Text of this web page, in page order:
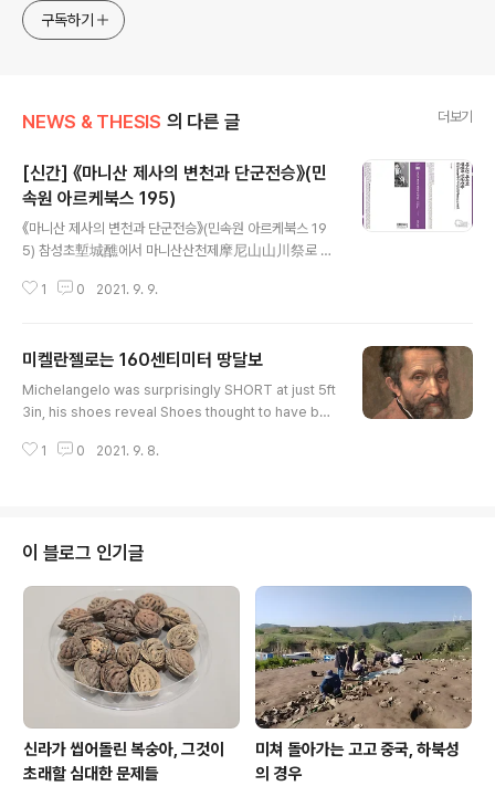
approach will be to resist any common sense or
generalized viewpoint
구독하기
NEWS & THESIS 의 다른 글 더보기
[신간] 《마니산 제사의 변천과 단군전승》(민
속원 아르케북스 195)
《마니산 제사의 변천과 단군전승》(민속원 아르케북스 19
5) 참성초塹城醮에서 마니산산천제摩尼山山川祭로 김
일 발행. 참성단 제사는 어떻게 변화했을까? 참성단 제사는
13세기 전반 몽고 침입을 피해 단행된 강화 천도로 개경을
중심으로 하는 국가제사 체계는 강도江都로 옮겨질 수밖
에 없었다. 또 원종 5년(1264) 국왕의 친초親醮 이후 참
行되었다. 조선 건국 후에도 도교의례임에도 국가제사의
1 0 2021. 9. 9.
미켈란젤로는 160센티미터 땅달보
Michelangelo was surprisingly SHORT at just 5ft
3in, his shoes reveal Shoes thought to have bel
rts from the Forensic Anthropology, Paleopatho
미켈란젤로를 주인공으로 삼은 영화가 있었으니, 그 주인
공으로 아마도 찰튼 헤스턴이 등장하지 않았나 한다. 다른
기억은 없고, 성질머리 하나 더러웠고, 시스티나예배당 비..
1 0 2021. 9. 8.
이 블로그 인기글
신라가 씹어돌린 복숭아, 그것이
초래할 심대한 문제들
미쳐 돌아가는 고고 중국, 하북성
의 경우